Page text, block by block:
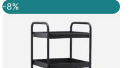
-8%
oprindelige
var:
aktuelle